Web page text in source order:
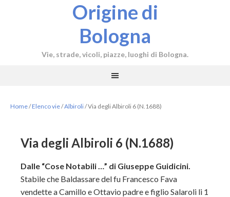
Origine di
Bologna
Vie, strade, vicoli, piazze, luoghi di Bologna.
Home/Elenco vie/Albiroli/Via degli Albiroli 6 (N.1688)
Via degli Albiroli 6 (N.1688)
Dalle “Cose Notabili …” di Giuseppe Guidicini.
Stabile che Baldassare del fu Francesco Fava
vendette a Camillo e Ottavio padre e figlio Salaroli li 1